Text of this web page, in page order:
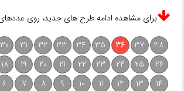
برای مشاهده ادامه طرح های جدید، روی
38
37
36
35
34
33
32
31
30
26
25
24
23
22
21
20
19
18
14
13
12
11
10
9
8
7
6